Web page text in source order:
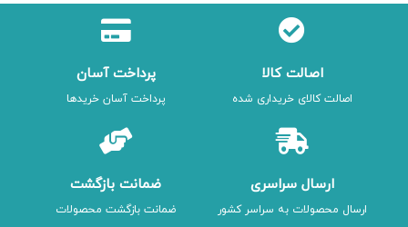
اصالت کالا
اصالت کالای خریداری شده
پرداخت آسان
پرداخت آسان خریدها
ارسال سراسری
ارسال محصولات به سراسر کشور
ضمانت بازگشت
ضمانت بازگشت محصولات